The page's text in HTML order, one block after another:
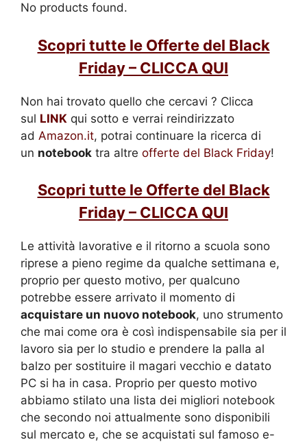
No products found.
Scopri tutte le Offerte del Black
Friday – CLICCA QUI
Non hai trovato quello che cercavi ? Clicca
sul LINK qui sotto e verrai reindirizzato
ad Amazon.it, potrai continuare la ricerca di
un notebook tra altre offerte del Black Friday!
Scopri tutte le Offerte del Black
Friday – CLICCA QUI
Le attività lavorative e il ritorno a scuola sono
riprese a pieno regime da qualche settimana e,
proprio per questo motivo, per qualcuno
potrebbe essere arrivato il momento di
acquistare un nuovo notebook, uno strumento
che mai come ora è così indispensabile sia per il
lavoro sia per lo studio e prendere la palla al
balzo per sostituire il magari vecchio e datato
PC si ha in casa. Proprio per questo motivo
abbiamo stilato una lista dei migliori notebook
che secondo noi attualmente sono disponibili
sul mercato e, che se acquistati sul famoso e-